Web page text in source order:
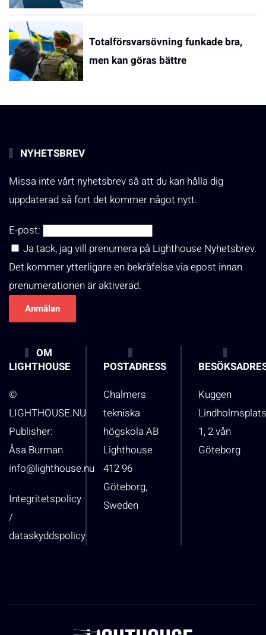
Totalförsvarsövning funkade bra,
men kan göras bättre
NYHETSBREV
Missa inte vårt nyhetsbrev så att du kan hålla dig
uppdaterad så fort det kommer något nytt.
E-post:
Ja tack, jag vill prenumera på Lighthouse Nyhetsbrev.
Det kommer ytterligare en bekräfelse via epost innan
prenumerationen är aktiverad.
OM
LIGHTHOUSE
©
LIGHTHOUSE.NU
Publisher:
Åsa Burman
info@lighthouse.nu
Integritetspolicy
/
dataskyddspolicy
POSTADRESS
Chalmers
tekniska
högskola AB
Lighthouse
412 96
Göteborg,
Sweden
Kuggen
1, 2 vån
Göteborg